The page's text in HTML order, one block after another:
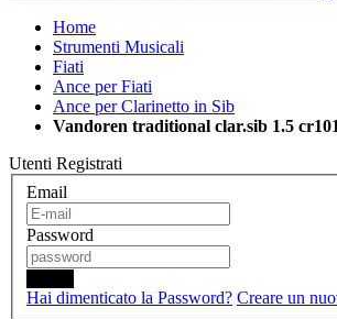
Home
Strumenti Musicali
Fiati
Ance per Fiati
Ance per Clarinetto in Sib
Vandoren traditional clar.sib 1.5
Utenti Registrati
Email
Password
Hai dimenticato la Password? Creare un